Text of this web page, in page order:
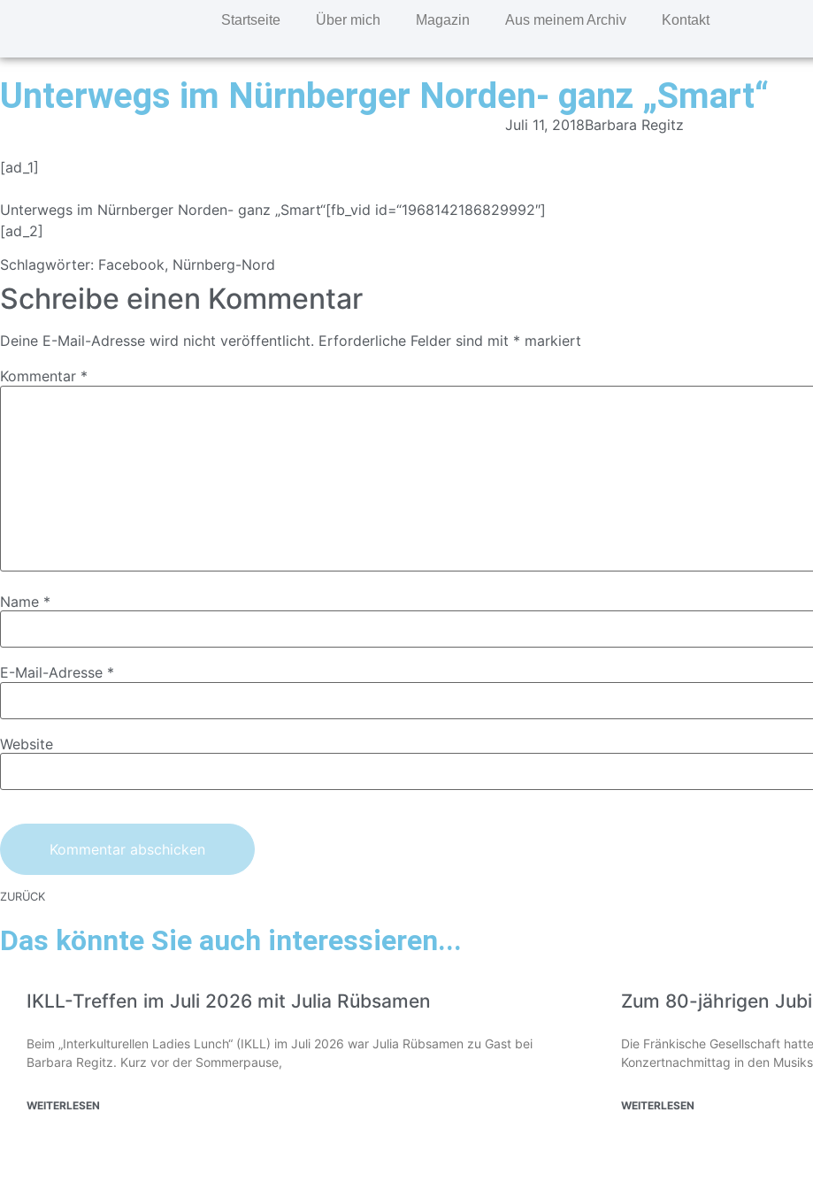
Startseite Über mich Magazin Aus meinem Archiv Kontakt
Unterwegs im Nürnberger Norden- ganz „Smart“
Juli 11, 2018Barbara Regitz
[ad_1]
Unterwegs im Nürnberger Norden- ganz „Smart“[fb_vid id=“1968142186829992″]
[ad_2]
Schlagwörter: Facebook, Nürnberg-Nord
Schreibe einen Kommentar
Deine E-Mail-Adresse wird nicht veröffentlicht. Erforderliche Felder sind mit * markiert
Kommentar *
Name *
E-Mail-Adresse *
Website
ZURÜCK
Das könnte Sie auch interessieren...
IKLL-Treffen im Juli 2026 mit Julia Rübsamen
Beim „Interkulturellen Ladies Lunch“ (IKLL) im Juli 2026 war Julia Rübsamen zu Gast bei
Barbara Regitz. Kurz vor der Sommerpause,
WEITERLESEN
Zum 80-jährigen
Die Fränkische Gesellschaft
Konzertnachmittag in den
WEITERLESEN